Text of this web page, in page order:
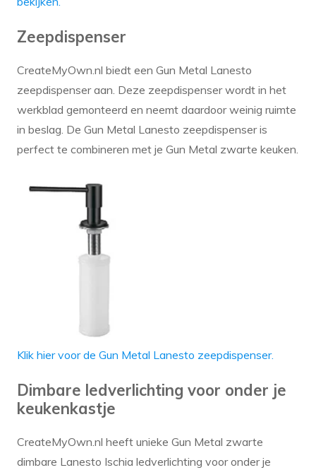
Zeepdispenser
CreateMyOwn.nl biedt een Gun Metal Lanesto
zeepdispenser aan. Deze zeepdispenser wordt in het
werkblad gemonteerd en neemt daardoor weinig ruimte
in beslag. De Gun Metal Lanesto zeepdispenser is
perfect te combineren met je Gun Metal zwarte keuken.
Klik hier voor de Gun Metal Lanesto zeepdispenser.
Dimbare ledverlichting voor onder je
keukenkastje
CreateMyOwn.nl heeft unieke Gun Metal zwarte
dimbare Lanesto Ischia ledverlichting voor onder je